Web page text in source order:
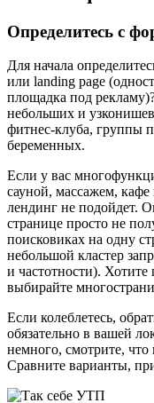
Определитесь с
Для начала
или landing page
площадка под
небольших и
фитнес-клуба, группы
беременных.
Если у вас
сауной, массажем,
лендинг не подойдет.
странице просто не
поисковиках на одну
небольшой кластер
и частотности).
выбирайте
Если колеблетесь,
обязательно в вашей
немного, смотрите, что
Сравните варианты,